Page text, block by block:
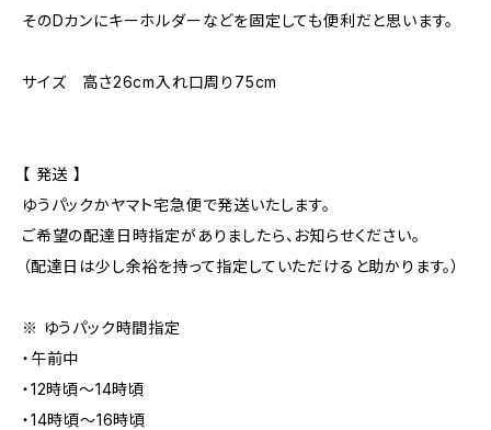
そのDカンにキーホルダーなどを固定しても便利だと思います。
サイズ 高さ26cm入れ口周り75cm
【 発送 】
ゆうパックかヤマト宅急便で発送いたします。
ご希望の配達日時指定がありましたら、お知らせください。
（配達日は少し余裕を持って指定していただけると助かります。）
※ ゆうパック時間指定
・午前中
・12時頃〜14時頃
・14時頃〜16時頃